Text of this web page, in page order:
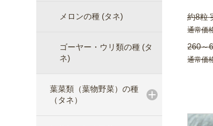
メロンの種 (タネ)
ゴーヤー・ウリ類の種 (タ
ネ)
葉菜類（葉物野菜）の種
（タネ）
約8粒
通常価
260～
通常価